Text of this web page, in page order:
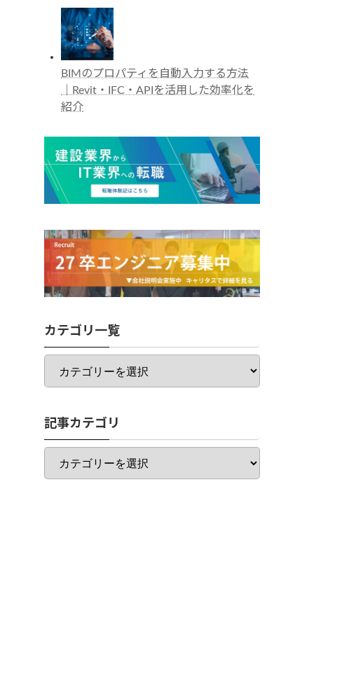
BIMのプロパティを自動入力する方法
｜Revit・IFC・APIを活用した効率化を
紹介
カテゴリ一覧
カ
ゴ
一
覧
記事カテゴリ
記
カ